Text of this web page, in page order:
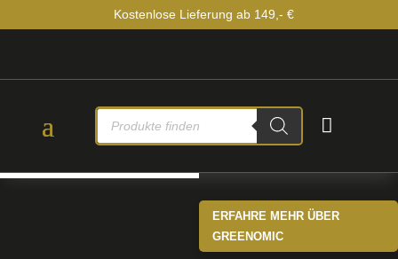
Kostenlose Lieferung ab 149,- €
PRODUCTS
SEARCH

ERFAHRE MEHR ÜBER
GREENOMIC